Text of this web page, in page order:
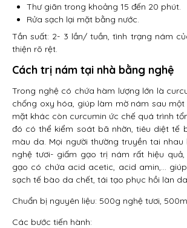
Thư giãn trong khoảng 15 đến 20 phút.
Rửa sạch lại mặt bằng nước.
Tần suất: 2- 3 lần/ tuần, tình trạng nám
thiện rõ rệt.
Cách trị nám tại nhà bằng nghệ
Trong nghệ có chứa hàm lượng lớn là
chống oxy hóa, giúp làm mờ nám sau một
mặt khác còn curcumin ức chế quá trình
đó có thể kiểm soát bã nhờn, tiêu diệt tế
màu da. Mọi người thường truyền tai
nghệ tươi- giấm gạo trị nám rất hiệu
gạo có chứa acid acetic, acid amin,…
sạch tế bào da chết, tái tạo phục hồi làn
Chuẩn bị nguyên liệu: 500g nghệ tươi,
Các bước tiến hành: